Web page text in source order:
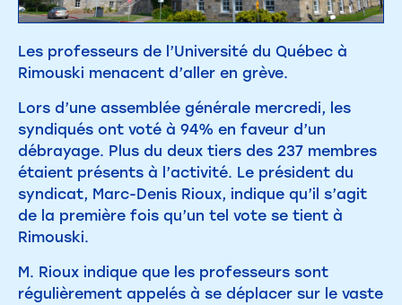
Les professeurs de l’Université du Québec à
Rimouski menacent d’aller en grève.
Lors d’une assemblée générale mercredi, les
syndiqués ont voté à 94% en faveur d’un
débrayage. Plus du deux tiers des 237 membres
étaient présents à l’activité. Le président du
syndicat, Marc-Denis Rioux, indique qu’il s’agit
de la première fois qu’un tel vote se tient à
Rimouski.
M. Rioux indique que les professeurs sont
régulièrement appelés à se déplacer sur le vaste